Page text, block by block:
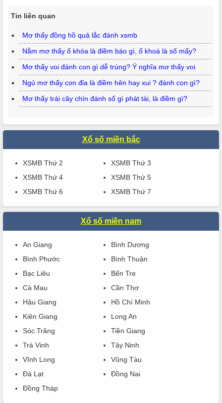
Tin liên quan
Mơ thấy đồng hồ quả lắc đánh xsmb
Nằm mơ thấy ổ khóa là điềm báo gì, ổ khoá là số mấy?
Mơ thấy voi đánh con gì dễ trúng? Ý nghĩa mơ thấy voi
Ngủ mơ thấy con đỉa là điềm hên hay xui ? đánh con gì?
Mơ thấy trái cây chín đánh số gì phát tài, là điềm gì?
Xổ số miền bắc
XSMB Thứ 2
XSMB Thứ 3
XSMB Thứ 4
XSMB Thứ 5
XSMB Thứ 6
XSMB Thứ 7
Xổ số miền nam
An Giang
Bình Dương
Bình Phước
Bình Thuận
Bạc Liêu
Bến Tre
Cà Mau
Cần Thơ
Hậu Giang
Hồ Chí Minh
Kiên Giang
Long An
Sóc Trăng
Tiền Giang
Trà Vinh
Tây Ninh
Vĩnh Long
Vũng Tàu
Đà Lạt
Đồng Nai
Đồng Tháp